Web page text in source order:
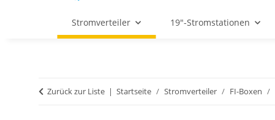
Stromverteiler 19"-Stromstationen
Zurück zur Liste Startseite Stromverteiler FI-Boxen